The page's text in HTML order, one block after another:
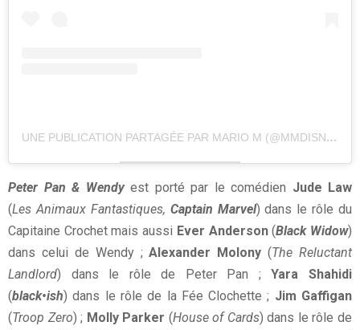
UNE PUBLICATION PARTAGÉE PAR MARIO M (@MMDISNEY200)
Peter Pan & Wendy est porté par le comédien Jude Law
(LesAnimaux Fantastiques, Captain Marvel) dans le rôle du
Capitaine Crochet mais aussi Ever Anderson(Black Widow)
dans celui de Wendy ;Alexander Molony (The Reluctant
Landlord) dans le rôle de Peter Pan ;Yara Shahidi
(black•ish) dans le rôle de la Fée Clochette ; Jim Gaffigan
(Troop Zero) ; Molly Parker (House of Cards) dans le rôle de